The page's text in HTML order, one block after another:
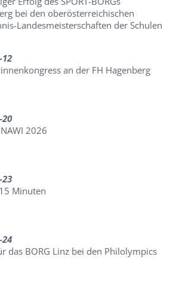
bei den oberösterreichischen
Landesmeisterschaften der Schulen
12
an der FH Hagenberg
20
2026
23
Minuten
24
das BORG Linz bei den Philolympics